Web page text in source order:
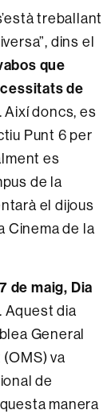
treballant
dins el
que
de
. Així doncs, es
Punt 6 per
es
de la
el dijous
Cinema de la
de maig, Dia
. Aquest dia
General
va
de
manera